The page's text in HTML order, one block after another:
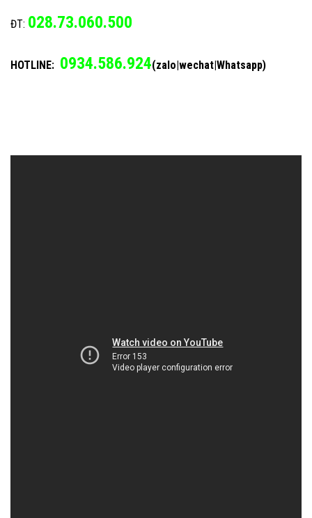
ĐT: 028.73.060.500
HOTLINE: 0934.586.924(zalo|wechat|Whatsapp)